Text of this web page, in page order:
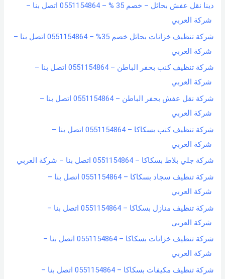
دينا نقل عفش بحائل – خصم 35 % – 0551154864 اتصل بنا –
شركة العربي
شركة تنظيف خزانات بحائل خصم 35% – 0551154864 اتصل بنا –
شركة العربي
شركة تنظيف كنب بحفر الباطن – 0551154864 اتصل بنا –
شركة العربي
شركة نقل عفش بحفر الباطن – 0551154864 اتصل بنا –
شركة العربي
شركة تنظيف كنب بسكاكا – 0551154864 اتصل بنا –
شركة العربي
شركة جلي بلاط بسكاكا – 0551154864 اتصل بنا – شركة العربي
شركة تنظيف سجاد بسكاكا – 0551154864 اتصل بنا –
شركة العربي
شركة تنظيف منازل بسكاكا – 0551154864 اتصل بنا –
شركة العربي
شركة تنظيف خزانات بسكاكا – 0551154864 اتصل بنا –
شركة العربي
شركة تنظيف مكيفات بسكاكا – 0551154864 اتصل بنا –